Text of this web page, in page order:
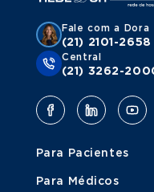
Fale com a Dora
(21) 2101-2658
Central
(21) 3262-
Para Pacientes
Para Médicos